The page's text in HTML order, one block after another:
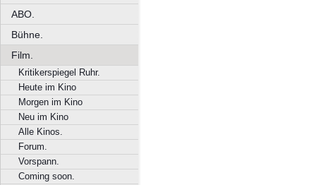
ABO.
Bühne.
Film.
Kritikerspiegel Ruhr.
Heute im Kino
Morgen im Kino
Neu im Kino
Alle Kinos.
Forum.
Vorspann.
Coming soon.